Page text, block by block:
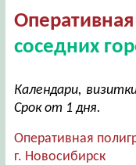
соседних
Календари,
Срок от 1 дня.
Оперативная
г. Новосибирск